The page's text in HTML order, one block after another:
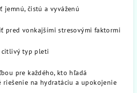
jemnú, čistú a vyváženú
pred vonkajšími stresovými faktormi
citlivý typ pleti
pre každého, kto hľadá
riešenie na hydratáciu a upokojenie